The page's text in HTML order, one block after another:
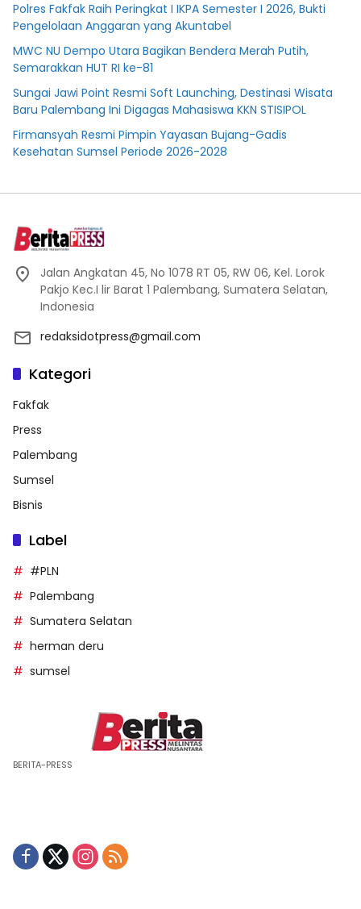
Polres Fakfak Raih Peringkat I IKPA Semester I 2026, Bukti
Pengelolaan Anggaran yang Akuntabel
MWC NU Dempo Utara Bagikan Bendera Merah Putih,
Semarakkan HUT RI ke-81
Sungai Jawi Point Resmi Soft Launching, Destinasi Wisata
Baru Palembang Ini Digagas Mahasiswa KKN STISIPOL
Firmansyah Resmi Pimpin Yayasan Bujang-Gadis
Kesehatan Sumsel Periode 2026-2028
Jalan Angkatan 45, No 1078 RT 05, RW 06, Kel. Lorok
Pakjo Kec.I lir Barat 1 Palembang, Sumatera Selatan,
Indonesia
redaksidotpress@gmail.com
Kategori
Fakfak
Press
Palembang
Sumsel
Bisnis
Label
#PLN
Palembang
Sumatera Selatan
herman deru
sumsel
BERITA-PRESS